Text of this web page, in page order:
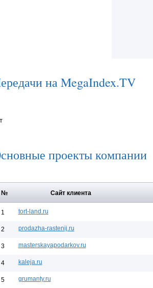
на MegaIndex.TV
проекты компании
№ Сайт клиента
1 tort-land.ru
2 prodazha-rastenij.ru
3 masterskayapodarkov.ru
4 kaleja.ru
5 grumanty.ru